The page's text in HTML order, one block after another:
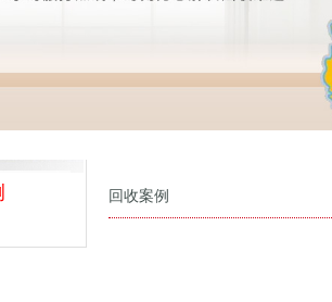
回收案例